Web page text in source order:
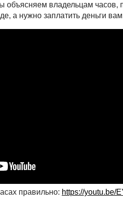
объясняем владельцам часов,
а нужно заплатить деньги
правильно: https://youtu.be/